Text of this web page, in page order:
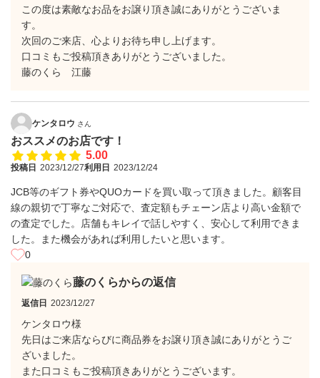
この度は素敵なお品をお譲り頂き誠にありがとうございま
す。
次回のご来店、心よりお待ち申し上げます。
口コミもご投稿頂きありがとうございました。
藤のくら 江藤
ケンタロウ さん
おススメのお店です！
5.00
投稿日 2023/12/27利用日 2023/12/24
JCB等のギフト券やQUOカードを買い取って頂きました。顧客目
線の親切で丁寧なご対応で、査定額もチェーン店より高い金額で
の査定でした。店舗もキレイで話しやすく、安心して利用できま
した。また機会があれば利用したいと思います。
0
藤のくらからの返信
返信日 2023/12/27
ケンタロウ様
先日はご来店ならびに商品券をお譲り頂き誠にありがとうご
ざいました。
また口コミもご投稿頂きありがとうございます。